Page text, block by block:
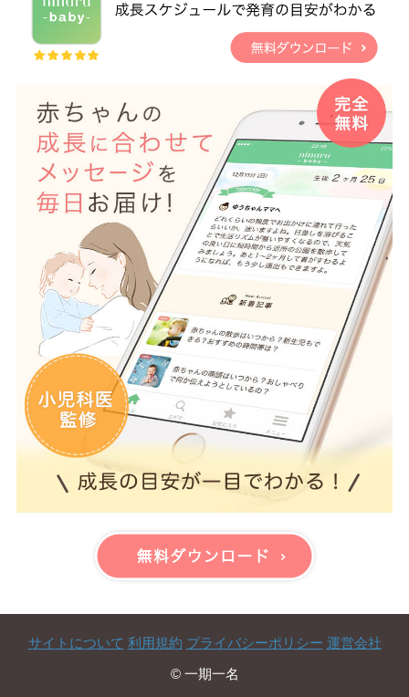
サイトについて 利用規約 プライバシーポリシー 運営会社
© 一期一名